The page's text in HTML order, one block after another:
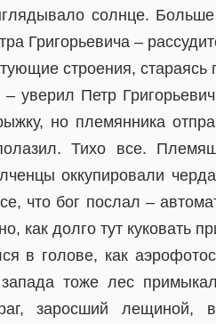
солнце.
Григорьевича –
строения,
уверил Петр
но племянника
Тихо все.
оккупировали
что бог послал –
как долго тут куковать
в голове, как
тоже лес
заросший лещиной,